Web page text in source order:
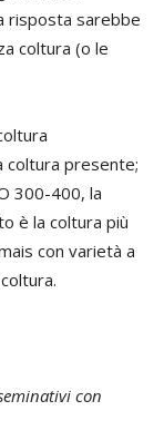
risposta sarebbe
coltura (o le
coltura presente;
300-400, la
è la coltura più
con varietà a
con